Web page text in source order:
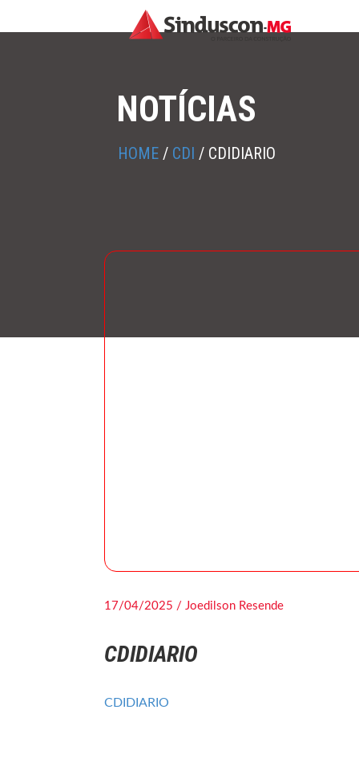
NOTÍCIAS
HOME / CDI / CDIDIARIO
17/04/2025 / Joedilson Resende
CDIDIARIO
CDIDIARIO